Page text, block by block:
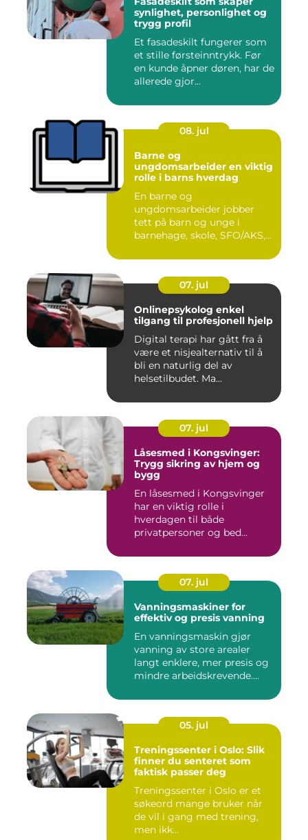
synlighet, personlighet og
trygg profil
Et fasadeskilt fungerer som
et stille førsteinntrykk. Før
en kunde åpner døren, har de
allerede gjor...
08. jul
Barne og
ungdomsarbeider en viktig
rolle i barns hverdag
En barne og
ungdomsarbeider jobber
tett på barn og unge i
barnehage, skole, SFO/AKS,
07. jul
Onlinepsykolog enkel
tilgang til profesjonell hjelp
Digital terapi har gått fra å
være et nisjealternativ til å
bli en naturlig del av
helsetilbudet. Ma...
07. jul
Låsesmed i Kongsvinger:
Trygg sikring av hjem og
bygg
En låsesmed i Kongsvinger
har en viktig rolle i
hverdagen til både
privatpersoner og bed...
07. jul
Vanningsmaskiner for
effektiv og presis vanning
En vanningsmaskin gjør
vanning av store arealer
langt enklere, mer presis og
mindre arbeidskrevende....
05. jul
Treningssenter i Oslo: Slik
finner du senteret som
faktisk passer deg
Treningssenter i Oslo er et
søkeord mange bruker når
de vil i gang med trening,
men ikk...